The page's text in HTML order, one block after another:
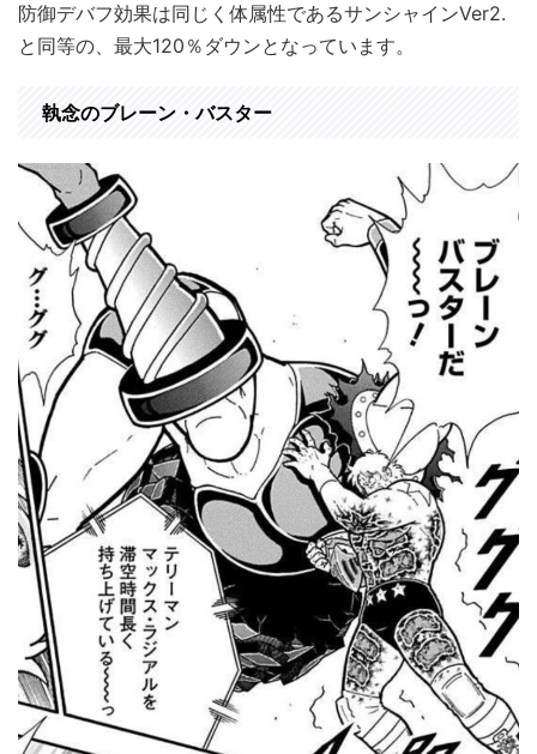
防御デバフ効果は同じく体属性であるサンシャインVer2.
と同等の、最大120％ダウンとなっています。
執念のブレーン・バスター